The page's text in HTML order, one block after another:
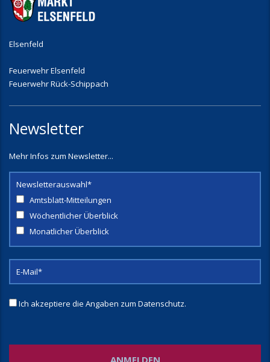
Elsenfeld
Feuerwehr Elsenfeld
Feuerwehr Rück-Schippach
Newsletter
Mehr Infos zum Newsletter...
Newsletterauswahl*
Amtsblatt-Mitteilungen
Wöchentlicher Überblick
Monatlicher Überblick
Ich akzeptiere die Angaben zum Datenschutz.